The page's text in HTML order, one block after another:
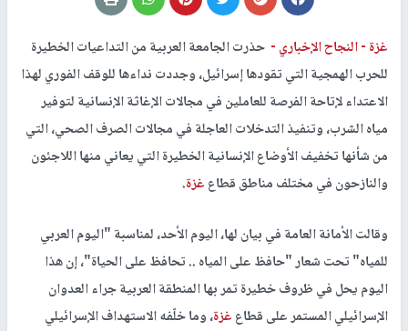
غزة -النجاح الإخباري - حذرت الجامعة العربية من التداعيات الخطيرة
للحرب الهمجية التي تقودها إسرائيل، وجددت نداءها للوقف الفوري لهذا
الاعتداء لإتاحة الفرصة للعاملين في مجالات الإغاثة الإنسانية لتوفير
مياه الشرب، وتنفيذ التدخلات العاجلة في مجالات الصرف الصحي، التي
من شأنها تخفيف الأوضاع الإنسانية الخطيرة التي يعاني منها اللاجئون
والنازحون في مختلف مناطق قطاعغزة.
وقالت الأمانة العامة في بيان لها، اليوم الأحد، لمناسبة "اليوم العربي
للمياه" تحت شعار "حافظ على المياه .. تحافظ على الحياة"، إن هذا
اليوم يحل في ظروف خطيرة تمر بها المنطقة العربية جراء العدوان
الإسرائيلي المستمر على قطاعغزة، وما خلّفه الاستهداف الإسرائيلي